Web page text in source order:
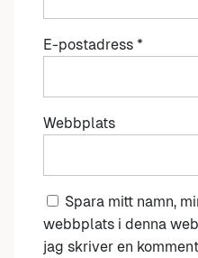
E-postadress *
Webbplats
Spara mitt namn,
webbplats i denna
jag skriver en